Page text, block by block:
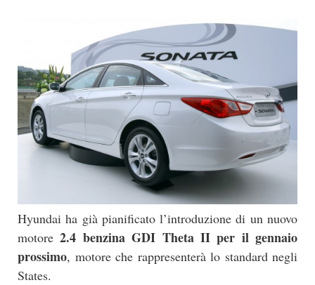
Hyundai ha già pianificato l’introduzione di un nuovo
motore2.4 benzina GDI Theta II per il gennaio
prossimo, motore che rappresenterà lo standard negli
States.